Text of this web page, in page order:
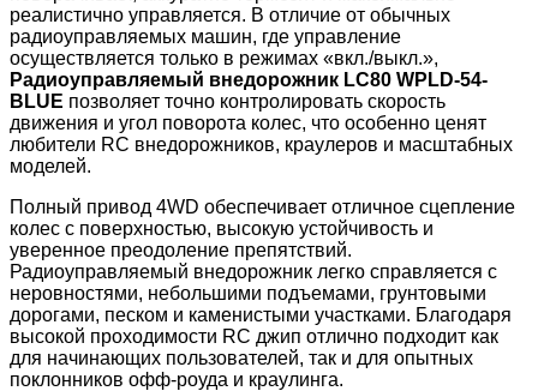
реалистично управляется. В отличие от обычных
радиоуправляемых машин, где управление
осуществляется только в режимах «вкл./выкл.»,
Радиоуправляемый внедорожник LC80 WPLD-54-
BLUE позволяет точно контролировать скорость
движения и угол поворота колес, что особенно ценят
любители RC внедорожников, краулеров и масштабных
моделей.
Полный привод 4WD обеспечивает отличное сцепление
колес с поверхностью, высокую устойчивость и
уверенное преодоление препятствий.
Радиоуправляемый внедорожник легко справляется с
неровностями, небольшими подъемами, грунтовыми
дорогами, песком и каменистыми участками. Благодаря
высокой проходимости RC джип отлично подходит как
для начинающих пользователей, так и для опытных
поклонников офф-роуда и краулинга.